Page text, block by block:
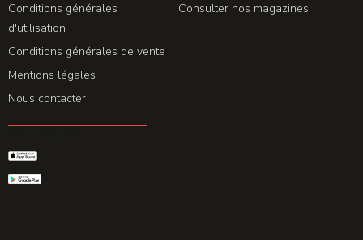
Conditions générales
d'utilisation
Conditions générales de vente
Mentions légales
Nous contacter
Consulter nos magazines